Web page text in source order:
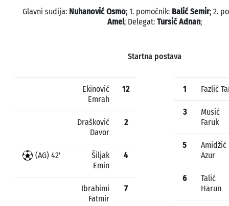
Glavni sudija: Nuhanović Osmo; 1. pomoćnik: Balić Semir; 2.
Amel; Delegat: Tursić Adnan;
Startna postava
Ekinović
Emrah
12
Drašković
Davor
2
(AG) 42'
Šiljak
Emin
4
Ibrahimi
Fatmir
7
1 Fazlić
3
Musić
Faruk
5
Amidžić
Azur
6
Talić
Harun